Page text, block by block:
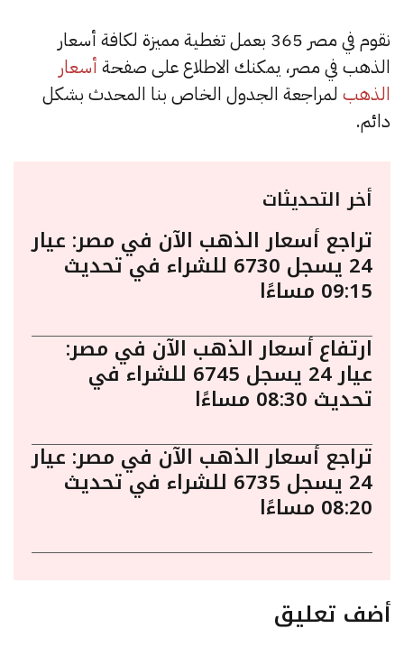
نقوم في مصر 365 بعمل تغطية مميزة لكافة أسعار
الذهب في مصر، يمكنك الاطلاع على صفحة أسعار
الذهب لمراجعة الجدول الخاص بنا المحدث بشكل
دائم.
أخر التحديثات
تراجع أسعار الذهب الآن في مصر: عيار
24 يسجل 6730 للشراء في تحديث
09:15 مساءًا
ارتفاع أسعار الذهب الآن في مصر:
عيار 24 يسجل 6745 للشراء في
تحديث 08:30 مساءًا
تراجع أسعار الذهب الآن في مصر: عيار
24 يسجل 6735 للشراء في تحديث
08:20 مساءًا
أضف تعليق